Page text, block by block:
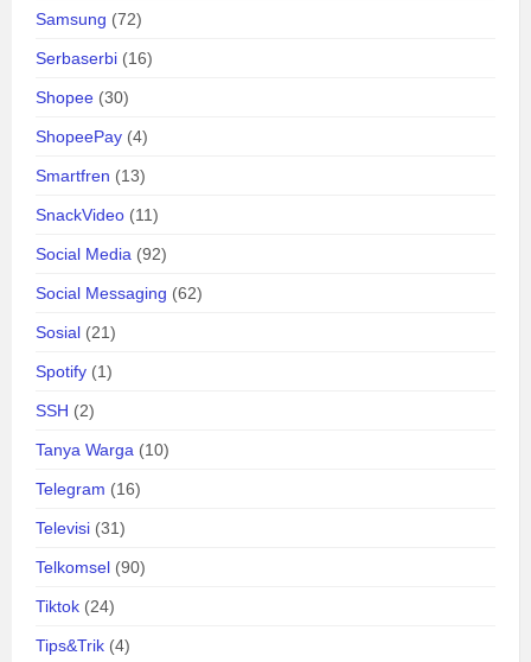
Samsung (72)
Serbaserbi (16)
Shopee (30)
ShopeePay (4)
Smartfren (13)
SnackVideo (11)
Social Media (92)
Social Messaging (62)
Sosial (21)
Spotify (1)
SSH (2)
Tanya Warga (10)
Telegram (16)
Televisi (31)
Telkomsel (90)
Tiktok (24)
Tips&Trik (4)